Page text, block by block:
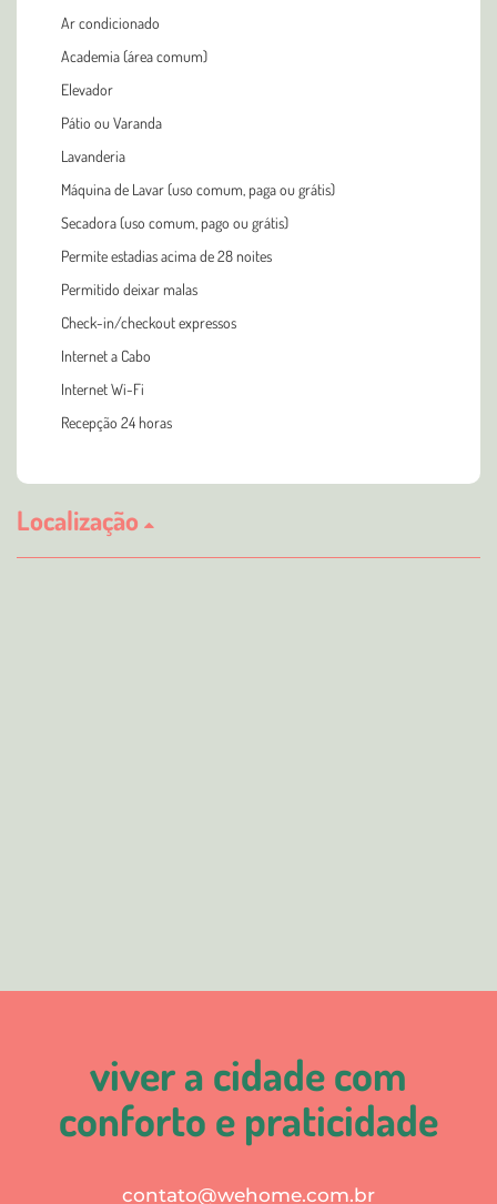
Ar condicionado
Academia (área comum)
Elevador
Pátio ou Varanda
Lavanderia
Máquina de Lavar (uso comum, paga ou grátis)
Secadora (uso comum, pago ou grátis)
Permite estadias acima de 28 noites
Permitido deixar malas
Check-in/checkout expressos
Internet a Cabo
Internet Wi-Fi
Recepção 24 horas
Localização
viver a cidade com
conforto e praticidade
contato@wehome.com.br